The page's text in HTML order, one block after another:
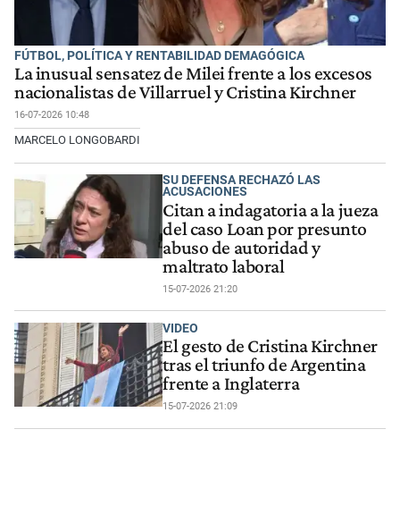
FÚTBOL, POLÍTICA Y RENTABILIDAD DEMAGÓGICA
La inusual sensatez de Milei frente a los excesos
nacionalistas de Villarruel y Cristina Kirchner
16-07-2026 10:48
MARCELO LONGOBARDI
SU DEFENSA RECHAZÓ LAS
ACUSACIONES
Citan a indagatoria a la jueza
del caso Loan por presunto
abuso de autoridad y
maltrato laboral
15-07-2026 21:20
VIDEO
El gesto de Cristina Kirchner
tras el triunfo de Argentina
frente a Inglaterra
15-07-2026 21:09